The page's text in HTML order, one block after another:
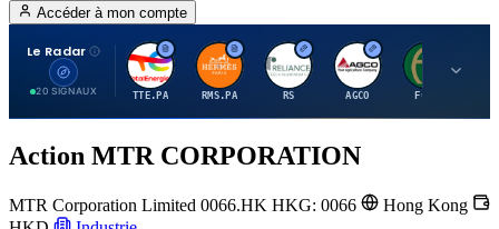
Accéder à mon compte
Le Radar
20 SIGNAUX
T
TTE.PA
H
RMS.PA
R
RS
A
AGCO FCFS
Action MTR CORPORATION
MTR Corporation Limited 0066.HK HKG: 0066
Hong Kong